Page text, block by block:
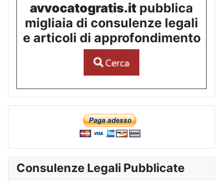
avvocatogratis.it pubblica
migliaia di consulenze legali
e articoli di approfondimento
Consulenze Legali Pubblicate